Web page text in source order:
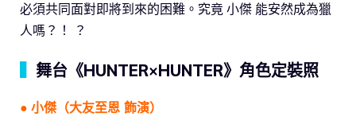
必須共同面對即將到來的困難。究竟 小傑 能安然成為獵
人嗎？！ ？
舞台《HUNTER×HUNTER》角色定裝照
● 小傑（大友至恩 飾演）